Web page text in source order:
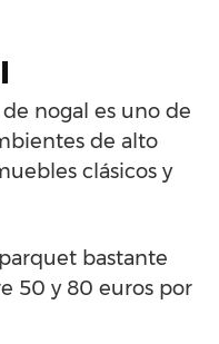
nogal es uno de
de alto
clásicos y
bastante
50 y 80 euros por